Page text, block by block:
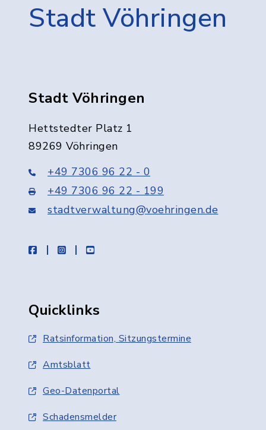
Stadt Vöhringen
Stadt Vöhringen
Hettstedter Platz 1
89269 Vöhringen
+49 7306 96 22 - 0
+49 7306 96 22 - 199
stadtverwaltung@voehringen.de
facebookinstagramyoutube
Quicklinks
Ratsinformation, Sitzungstermine
Amtsblatt
Geo-Datenportal
Schadensmelder